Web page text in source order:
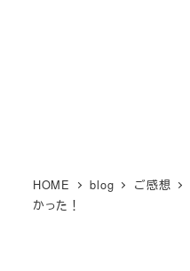
HOME blog ご感想
かった！